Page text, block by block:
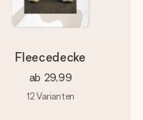
Fleecedecke
ab 29,99
12Varianten